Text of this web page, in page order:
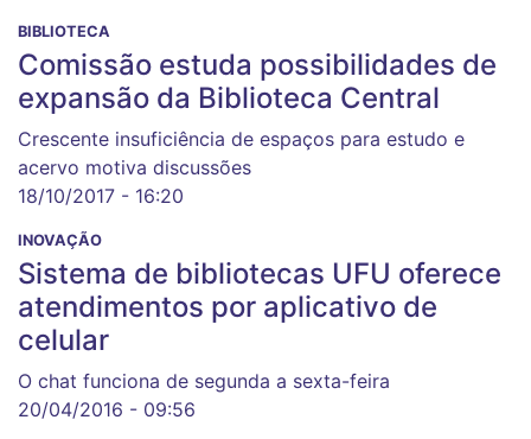
BIBLIOTECA
Comissão estuda possibilidades de
expansão da Biblioteca Central
Crescente insuficiência de espaços para estudo e
acervo motiva discussões
18/10/2017 - 16:20
INOVAÇÃO
Sistema de bibliotecas UFU oferece
atendimentos por aplicativo de
celular
O chat funciona de segunda a sexta-feira
20/04/2016 - 09:56